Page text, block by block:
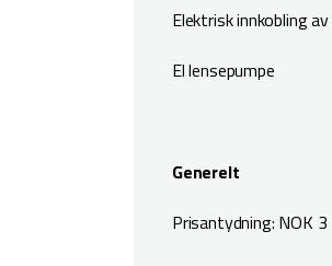
Elektrisk innkobling
El lensepumpe
Generelt
Prisantydning: NOK